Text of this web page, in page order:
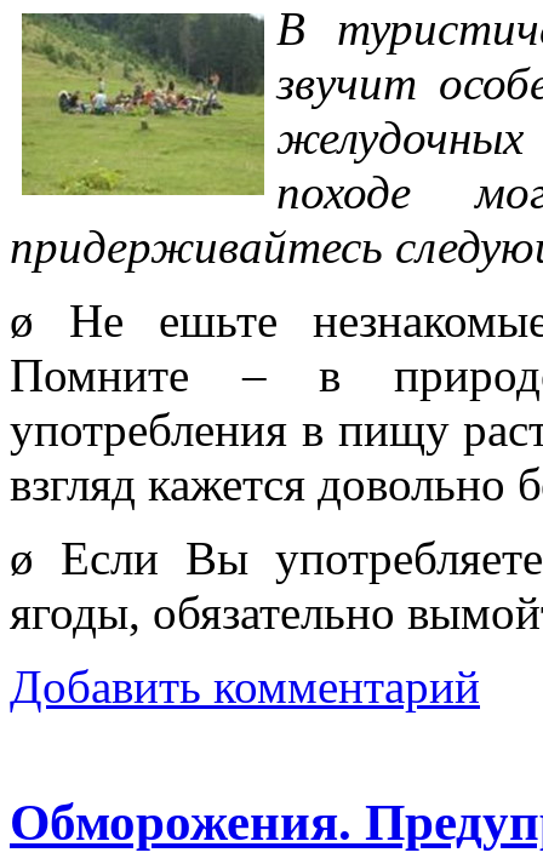
В
звучит
походе
придерживайтесь
ø Не ешьте
Помните – в
употребления в пищу
взгляд кажется довольно
ø Если Вы
ягоды, обязательно
Добавить комментарий
Обморожения.